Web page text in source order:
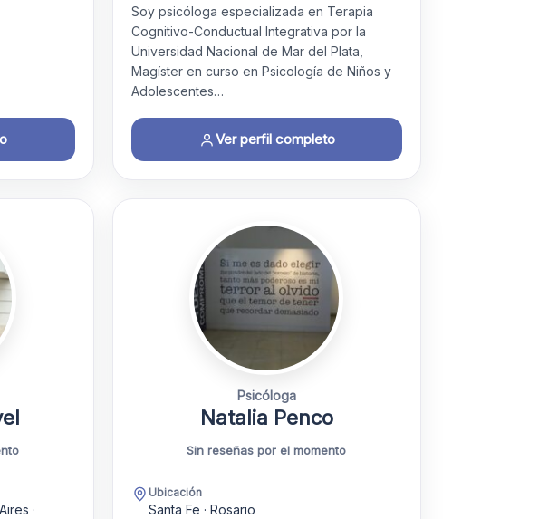
Soy psicóloga especializada en Terapia
Cognitivo-Conductual Integrativa por la
Universidad Nacional de Mar del Plata,
Magíster en curso en Psicología de Niños y
Adolescentes…
Ver perfil completo
·
Psicóloga
Natalia Penco
Sin reseñas por el momento
Ubicación
Santa Fe · Rosario